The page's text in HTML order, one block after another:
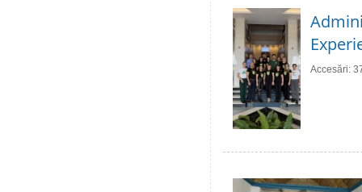
Accesări: